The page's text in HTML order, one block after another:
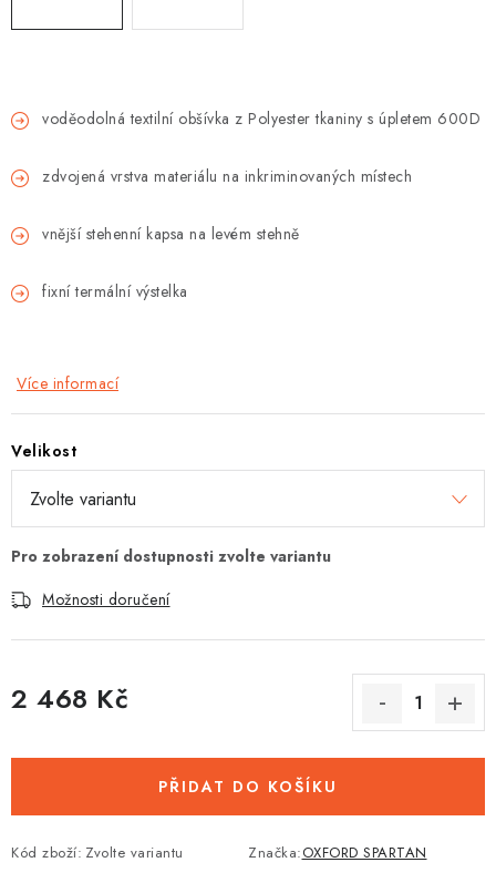
voděodolná textilní obšívka z Polyester tkaniny s úpletem 600D
zdvojená vrstva materiálu na inkriminovaných místech
vnější stehenní kapsa na levém stehně
fixní termální výstelka
Více informací
Velikost
Možnosti doručení
2 468 Kč
PŘIDAT DO KOŠÍKU
Kód zboží: Zvolte variantu Značka:OXFORD SPARTAN